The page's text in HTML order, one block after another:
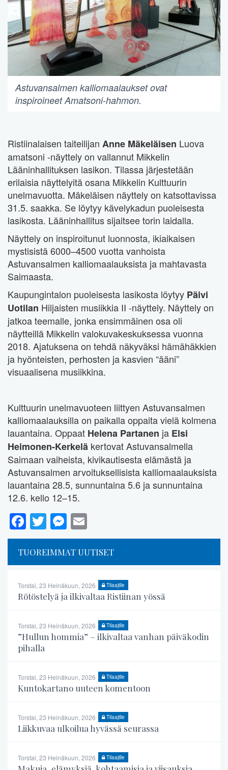
Astuvansalmen kalliomaalaukset ovat
inspiroineet Amatsoni-hahmon.
Ristiinalaisen taiteilijan Anne Mäkeläisen Luova
amatsoni -näyttely on vallannut Mikkelin
Lääninhallituksen lasikon. Tilassa järjestetään
erilaisia näyttelyitä osana Mikkelin Kulttuurin
unelmavuotta. Mäkeläisen näyttely on katsottavissa
31.5. saakka. Se löytyy kävelykadun puoleisesta
lasikosta. Lääninhallitus sijaitsee torin laidalla.
Näyttely on inspiroitunut luonnosta, ikiaikaisen
mystisistä 6000–4500 vuotta vanhoista
Astuvansalmen kalliomaalauksista ja mahtavasta
Saimaasta.
Kaupungintalon puoleisesta lasikosta löytyy Päivi
Uotilan Hiljaisten musiikkia II -näyttely. Näyttely on
jatkoa teemalle, jonka ensimmäinen osa oli
näytteillä Mikkelin valokuvakeskuksessa vuonna
2018. Ajatuksena on tehdä näkyväksi hämähäkkien
ja hyönteisten, perhosten ja kasvien “ääni”
visuaalisena musiikkina.
Kulttuurin unelmavuoteen liittyen Astuvansalmen
kalliomaalauksilla on paikalla oppaita vielä kolmena
lauantaina. Oppaat Helena Partanen ja Elsi
Heimonen-Kerkelä kertovat Astuvansalmella
Saimaan vaiheista, kivikautisesta elämästä ja
Astuvansalmen arvoituksellisista kalliomaalauksista
lauantaina 28.5, sunnuntaina 5.6 ja sunnuntaina
12.6. kello 12–15.
Facebook
TwitterMessenger
TUOREIMMAT UUTISET
Torstai, 23 Heinäkuun, 2026 Tilaajille
Rötöstelyä ja ilkivaltaa Ristiinan yössä
Torstai, 23 Heinäkuun, 2026 Tilaajille
”Hullun hommia” – ilkivaltaa vanhan päiväkodin
pihalla
Torstai, 23 Heinäkuun, 2026 Tilaajille
Kuntokartano uuteen komentoon
Torstai, 23 Heinäkuun, 2026 Tilaajille
Liikkuvaa ulkoilua hyvässä seurassa
Torstai, 23 Heinäkuun, 2026 Tilaajille